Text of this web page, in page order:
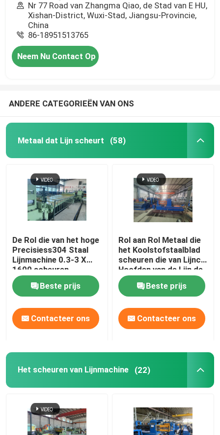
Nr 77 Road van Zhangma Qiao, de Stad van E HU,
Xishan-District, Wuxi-Stad, Jiangsu-Provincie,
China
86-18951513765
Neem Nu Contact Op
ANDERE CATEGORIEËN VAN ONS
Metaal dat Lijn scheurt (58)
De Rol die van het hoge
Precisiess304 Staal
Lijnmachine 0.3-3 X
1600 scheuren
Beste prijs
Contacteer ons
Rol aan Rol Metaal die
het Koolstofstaalblad
scheuren die van Lijncr
Hoofden van de Lijn de
Dubbele Snijmachine
scheurenBeste prijs
Contacteer ons
Het scheuren van Lijnmachine (22)